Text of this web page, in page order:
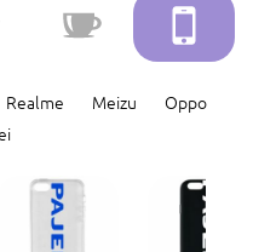
Realme Meizu
Oppo